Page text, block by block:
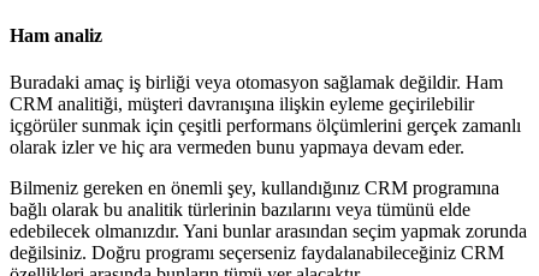
Ham analiz
Buradaki amaç iş birliği veya otomasyon sağlamak değildir. Ham
CRM analitiği, müşteri davranışına ilişkin eyleme geçirilebilir
içgörüler sunmak için çeşitli performans ölçümlerini gerçek zamanlı
olarak izler ve hiç ara vermeden bunu yapmaya devam eder.
Bilmeniz gereken en önemli şey, kullandığınız CRM programına
bağlı olarak bu analitik türlerinin bazılarını veya tümünü elde
edebilecek olmanızdır. Yani bunlar arasından seçim yapmak zorunda
değilsiniz. Doğru programı seçerseniz faydalanabileceğiniz CRM